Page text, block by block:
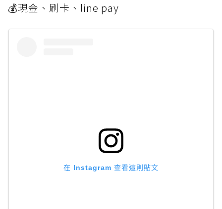
💰現金、刷卡、line pay
在 Instagram 查看這則貼文